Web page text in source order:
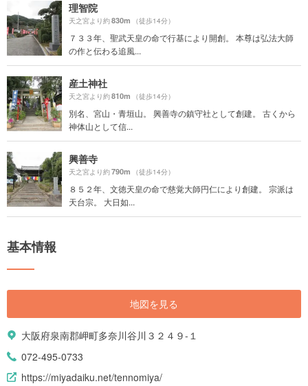
理智院
天之宮より約830m （徒歩14分）
７３３年、聖武天皇の命で行基により開創。 本尊は弘法大師
の作と伝わる追風...
産土神社
天之宮より約810m （徒歩14分）
別名、宮山・青垣山。 興善寺の鎮守社として創建。 古くから
神体山として信...
興善寺
天之宮より約790m （徒歩14分）
８５２年、文徳天皇の命で慈覚大師円仁により創建。 宗派は
天台宗。 大日如...
基本情報
地図を見る
大阪府泉南郡岬町多奈川谷川３２４９-１
072-495-0733
https://miyadaiku.net/tennomiya/